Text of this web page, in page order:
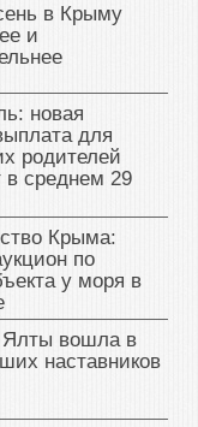
в Крыму
и
новая
для
родителей
в среднем 29
Крыма:
по
у моря в
Ялты вошла в
наставников